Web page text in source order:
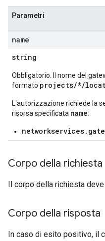
Parametri
name
string
Obbligatorio. Il nome del
formato projects/*/
L'autorizzazione richiede la
risorsa specificata name:
Corpo della richiesta
Il corpo della richiesta
Corpo della risposta
In caso di esito positivo, il